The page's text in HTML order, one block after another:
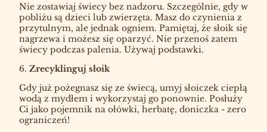
Nie zostawiaj świecy bez nadzoru. Szczególnie, gdy w
pobliżu są dzieci lub zwierzęta. Masz do czynienia z
przytulnym, ale jednak ogniem. Pamiętaj, że słoik się
nagrzewa i możesz się oparzyć. Nie przenoś zatem
świecy podczas palenia. Używaj podstawki.
6. Zrecyklinguj słoik
Gdy już pożegnasz się ze świecą, umyj słoiczek ciepłą
wodą z mydłem i wykorzystaj go ponownie. Posłuży
Ci jako pojemnik na ołówki, herbatę, doniczka - zero
ograniczeń!